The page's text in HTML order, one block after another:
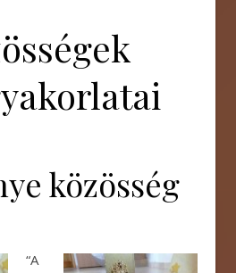
közösség
“A